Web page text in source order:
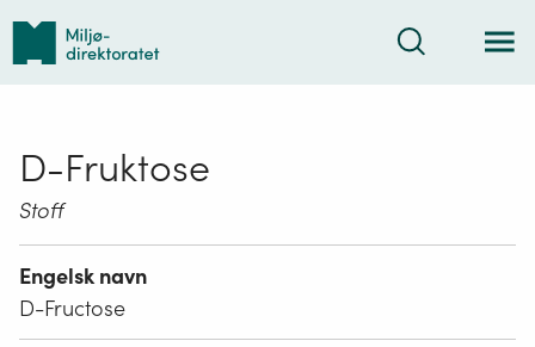
Tilbake
forsiden
Søk
D-Fruktose
Stoff
Engelsk navn
D-Fructose